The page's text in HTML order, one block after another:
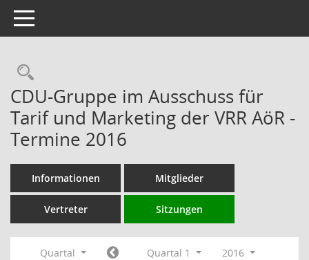
Toggle navigation
Rechercheauswahl
CDU-Gruppe im Ausschuss für
Tarif und Marketing der VRR AöR -
Termine 2016
Informationen Mitglieder
Vertreter Sitzungen
Quartal Quartal 1
2016